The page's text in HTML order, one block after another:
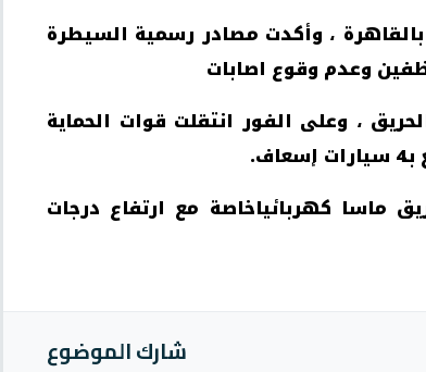
، وأكدت مصادر رسمية السيطرة
وعدم وقوع اصابات
، وعلى الفور انتقلت قوات الحماية
ماسا كهربائياخاصة مع ارتفاع درجات
شارك الموضوع